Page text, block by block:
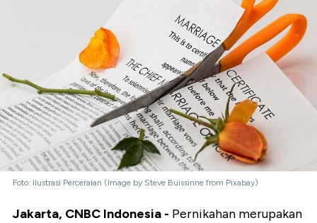
Foto: Ilustrasi Perceraian (Image by Steve Buissinne from Pixabay)
Jakarta, CNBC Indonesia - Pernikahan merupakan